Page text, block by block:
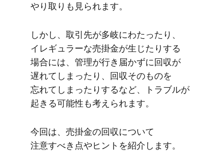
やり取りも​見られます。
しかし、​取引先が​多岐に​わたったり、​
イレギュラーな​売掛金が​生じたりする​
場合には、​管理が​行き届かずに​回収が​
遅れてしまったり、​回収​その​ものを​
忘れてしまったりするなど、​トラブルが​
起きる​可能性も​考えられます。
今回は、​売掛金の​回収に​ついて​
注意すべき点や​ヒントを​紹介します。